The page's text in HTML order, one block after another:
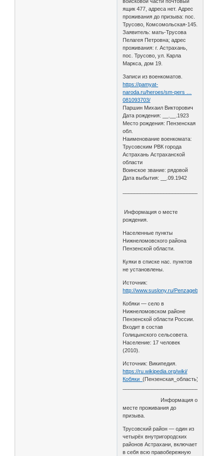
ящик 477, адреса нет. Адрес
проживания до призыва: пос.
Трусово, Комсомольская-145.
Заявитель: мать-Трусова
Пелагея Петровна; адрес
проживания: г. Астрахань,
пос. Трусово, ул. Карла
Маркса, дом 19.
Записи из военкоматов.
https://pamyat-
naroda.ru/heroes/sm-pers …
081093703/
Паршин Михаил Викторович
Дата рождения: __.__.1923
Место рождения: Пензенская
обл.
Наименование военкомата:
Трусовским РВК города
Астрахань Астраханской
области
Воинское звание: рядовой
Дата выбытия: __.09.1942
Информация о месте
рождения.
Населенные пункты
Нижнеломовского района
Пензенской области.
Куяки в списке нас. пунктов
не установлены.
Источник:
http://www.suslony.ru/Penzagebiet/
Кобяки — село в
Нижнеломовском районе
Пензенской области России.
Входит в состав
Голицынского сельсовета.
Население: 17 человек
(2010).
Источник: Википедия.
https://ru.wikipedia.org/wiki/
Кобяки_(Пензенская_область)
Информация о
месте проживания до
призыва.
Трусовский район — один из
четырёх внутригородских
районов Астрахани, включает
в себя всю правобережную